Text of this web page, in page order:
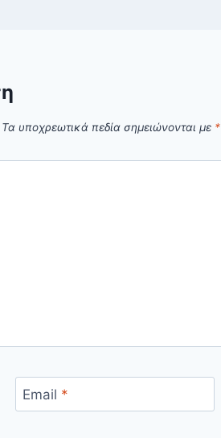
Τα υποχρεωτικά πεδία σημειώνονται με *
Email *